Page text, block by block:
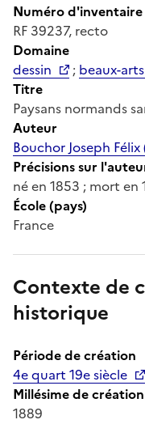
Numéro d'inventaire
RF 39237, recto
Domaine
dessin
; beaux-arts
Titre
Paysans normands
Auteur
Bouchor Joseph Félix
Précisions sur
né en 1853 ; mort en
École (pays)
France
Contexte de
historique
Période de création
4e quart 19e siècle
Millésime de création
1889